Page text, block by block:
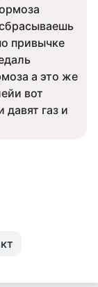
привычке
а это же
вот
давят газ и